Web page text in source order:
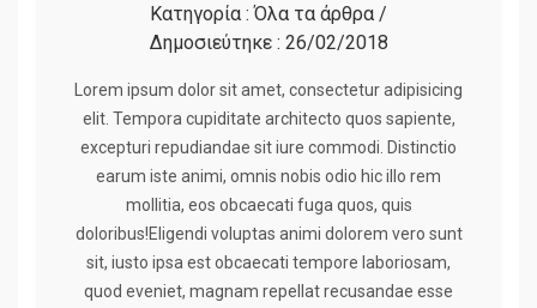
Κατηγορία :Όλα τα άρθρα /
Δημοσιεύτηκε : 26/02/2018
Lorem ipsum dolor sit amet, consectetur adipisicing
elit. Tempora cupiditate architecto quos sapiente,
excepturi repudiandae sit iure commodi. Distinctio
earum iste animi, omnis nobis odio hic illo rem
mollitia, eos obcaecati fuga quos, quis
doloribus!Eligendi voluptas animi dolorem vero sunt
sit, iusto ipsa est obcaecati tempore laboriosam,
quod eveniet, magnam repellat recusandae esse